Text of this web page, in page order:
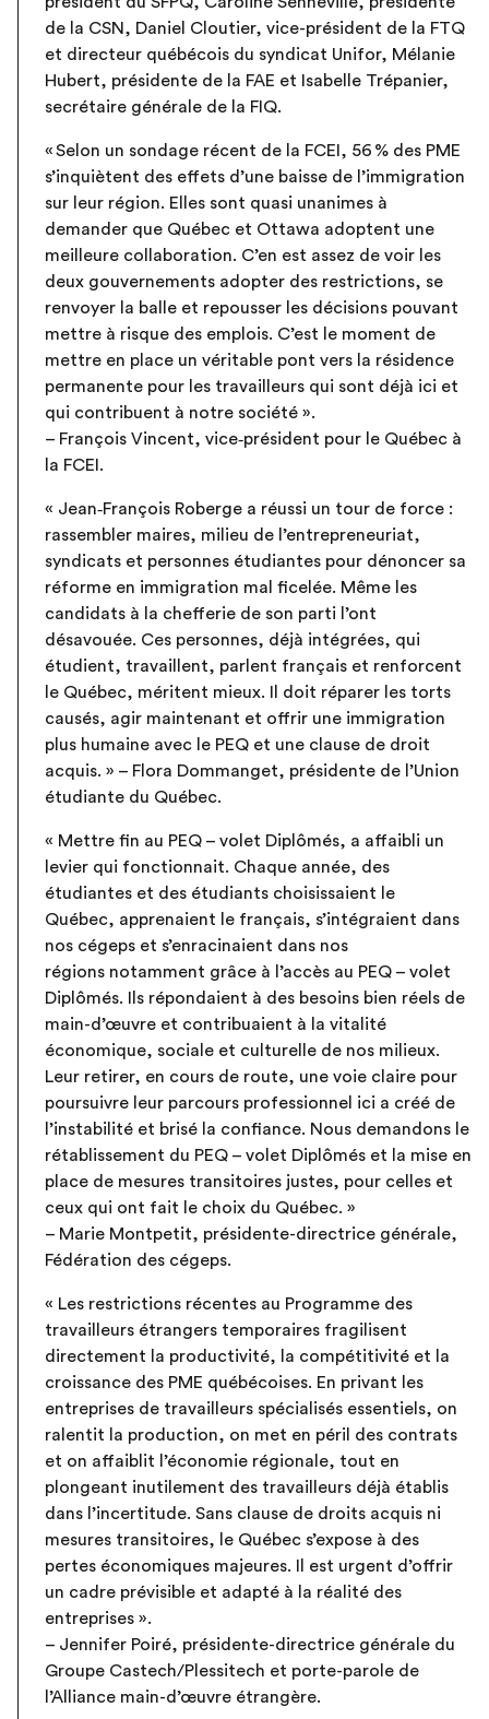
de la CSN, Daniel Cloutier, vice-président de la FTQ
et directeur québécois du syndicat Unifor, Mélanie
Hubert, présidente de la FAE et Isabelle Trépanier,
secrétaire générale de la FIQ.
« Selon un sondage récent de la FCEI, 56 % des PME
s’inquiètent des effets d’une baisse de l’immigration
sur leur région. Elles sont quasi unanimes à
demander que Québec et Ottawa adoptent une
meilleure collaboration. C’en est assez de voir les
deux gouvernements adopter des restrictions, se
renvoyer la balle et repousser les décisions pouvant
mettre à risque des emplois. C’est le moment de
mettre en place un véritable pont vers la résidence
permanente pour les travailleurs qui sont déjà ici et
qui contribuent à notre société ».
– François Vincent, vice‑président pour le Québec à
la FCEI.
« Jean‑François Roberge a réussi un tour de force :
rassembler maires, milieu de l’entrepreneuriat,
syndicats et personnes étudiantes pour dénoncer sa
réforme en immigration mal ficelée. Même les
candidats à la chefferie de son parti l’ont
désavouée. Ces personnes, déjà intégrées, qui
étudient, travaillent, parlent français et renforcent
le Québec, méritent mieux. Il doit réparer les torts
causés, agir maintenant et offrir une immigration
plus humaine avec le PEQ et une clause de droit
acquis. » – Flora Dommanget, présidente de l’Union
étudiante du Québec.
« Mettre fin au PEQ – volet Diplômés, a affaibli un
levier qui fonctionnait. Chaque année, des
étudiantes et des étudiants choisissaient le
Québec, apprenaient le français, s’intégraient dans
nos cégeps et s’enracinaient dans nos
régions notamment grâce à l’accès au PEQ – volet
Diplômés. Ils répondaient à des besoins bien réels de
main-d’œuvre et contribuaient à la vitalité
économique, sociale et culturelle de nos milieux.
Leur retirer, en cours de route, une voie claire pour
poursuivre leur parcours professionnel ici a créé de
l’instabilité et brisé la confiance. Nous demandons le
rétablissement du PEQ – volet Diplômés et la mise en
place de mesures transitoires justes, pour celles et
ceux qui ont fait le choix du Québec. »
– Marie Montpetit, présidente-directrice générale,
Fédération des cégeps.
« Les restrictions récentes au Programme des
travailleurs étrangers temporaires fragilisent
directement la productivité, la compétitivité et la
croissance des PME québécoises. En privant les
entreprises de travailleurs spécialisés essentiels, on
ralentit la production, on met en péril des contrats
et on affaiblit l’économie régionale, tout en
plongeant inutilement des travailleurs déjà établis
dans l’incertitude. Sans clause de droits acquis ni
mesures transitoires, le Québec s’expose à des
pertes économiques majeures. Il est urgent d’offrir
un cadre prévisible et adapté à la réalité des
entreprises ».
– Jennifer Poiré, présidente-directrice générale du
Groupe Castech/Plessitech et porte-parole de
l’Alliance main-d’œuvre étrangère.